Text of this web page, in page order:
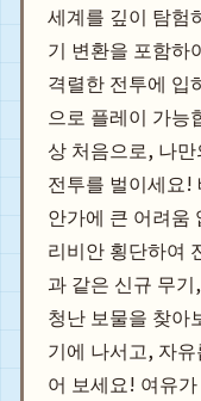
세계를 깊이 탐험
기 변환을 포함하
격렬한 전투에 입
으로 플레이 가능
상 처음으로, 나
전투를 벌이세요!
안가에 큰 어려움
리비안 횡단하여
과 같은 신규 무
청난 보물을 찾아
기에 나서고, 자
어 보세요! 여유